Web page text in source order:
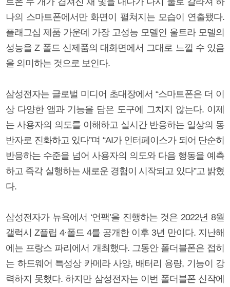
나의 스마트폰에서만 화면이 펼쳐지는 모습이 연출됐다.
플래그십 제품 가운데 가장 고성능 모델인 울트라 모델의
성능을 Z 폴드 신제품의 대화면에서 그대로 느낄 수 있음
을 의미하는 것으로 보인다.
삼성전자는 글로벌 미디어 초대장에서 “스마트폰은 더 이
상 다양한 앱과 기능을 담은 도구에 그치지 않는다. 이제
는 사용자의 의도를 이해하고 실시간 반응하는 일상의 동
반자로 진화하고 있다”며 “AI가 인터페이스가 되어 단순히
반응하는 수준을 넘어 사용자의 의도와 다음 행동을 예측
하고 즉각 실행하는 새로운 경험이 시작되고 있다”고 밝혔
다.
삼성전자가 뉴욕에서 ‘언팩’을 진행하는 것은 2022년 8월
갤럭시 Z플립 4·폴드 4를 공개한 이후 3년 만이다. 지난해
에는 프랑스 파리에서 개최했다. 그동안 폴더블폰은 접히
는 하드웨어 특성상 카메라 사양, 배터리 용량, 기능이 강
력하지 못했다. 하지만 삼성전자는 이번 폴더블폰 신작에